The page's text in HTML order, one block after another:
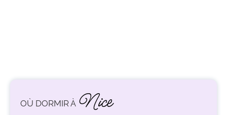
OÙ DORMIR À Nice